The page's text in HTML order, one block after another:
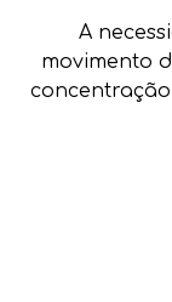
A
movimento